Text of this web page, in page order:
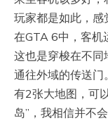
玩家都是如此，感
在GTA 6中，客机
这也是穿梭在不
通往外域的传送门
有2张大地图，可
岛”，我相信并不会